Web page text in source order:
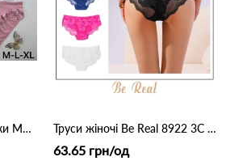
Жіночі бавовняні трусики MCT104 (M–XL) 12B Різні кольори Труси жіночі Be Real 8922 3C Різні кольори
63.65 грн/од